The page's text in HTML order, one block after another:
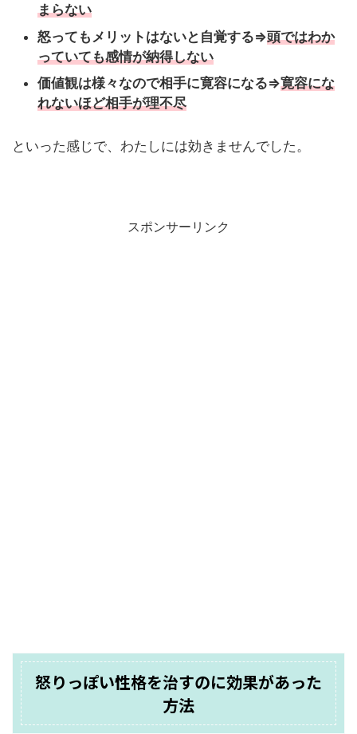
まらない
怒ってもメリットはないと自覚する⇒頭ではわか
っていても感情が納得しない
価値観は様々なので相手に寛容になる⇒寛容にな
れないほど相手が理不尽
といった感じで、わたしには効きませんでした。
スポンサーリンク
怒りっぽい性格を治すのに効果があった
方法